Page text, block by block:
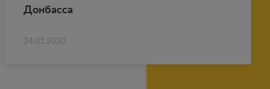
Дон­бас­са
24.01.2020